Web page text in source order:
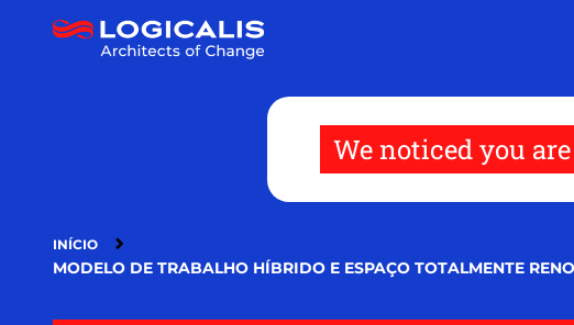
We noticed you
INÍCIO
MODELO DE TRABALHO HÍBRIDO E ESPAÇO TOTALMENTE